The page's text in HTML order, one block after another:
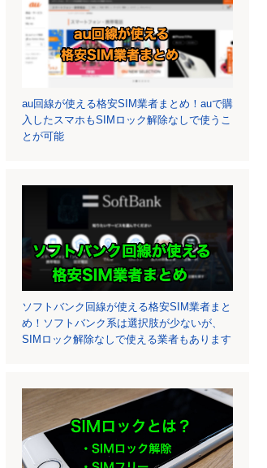
au回線が使える格安SIM業者まとめ！auで購
入したスマホもSIMロック解除なしで使うこ
とが可能
ソフトバンク回線が使える格安SIM業者まと
め！ソフトバンク系は選択肢が少ないが、
SIMロック解除なしで使える業者もあります